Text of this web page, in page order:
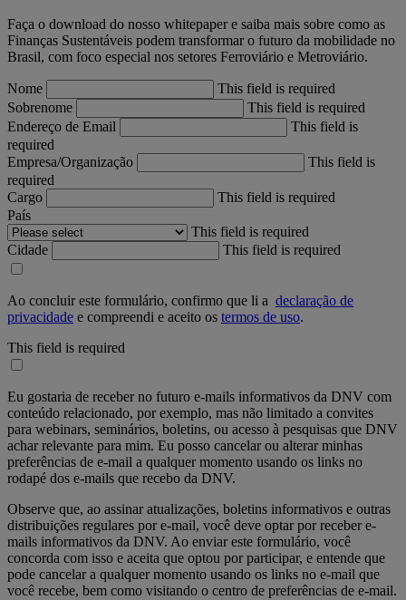
Faça o download do nosso whitepaper e saiba mais sobre como as
Finanças Sustentáveis podem transformar o futuro da mobilidade no
Brasil, com foco especial nos setores Ferroviário e Metroviário.
Nome
This field is required
Sobrenome
This field is required
Endereço de Email
This field is
required
Empresa/Organização
This field is
required
Cargo
This field is required
País
This field is required
Cidade
This field is required
Ao concluir este formulário, confirmo que li a declaração de
privacidade e compreendi e aceito os termos de uso.
This field is required
Eu gostaria de receber no futuro e-mails informativos da DNV com
conteúdo relacionado, por exemplo, mas não limitado a convites
para webinars, seminários, boletins, ou acesso à pesquisas que DNV
achar relevante para mim. Eu posso cancelar ou alterar minhas
preferências de e-mail a qualquer momento usando os links no
rodapé dos e-mails que recebo da DNV.
Observe que, ao assinar atualizações, boletins informativos e outras
distribuições regulares por e-mail, você deve optar por receber e-
mails informativos da DNV. Ao enviar este formulário, você
concorda com isso e aceita que optou por participar, e entende que
pode cancelar a qualquer momento usando os links no e-mail que
você recebe, bem como visitando o centro de preferências de e-mail.